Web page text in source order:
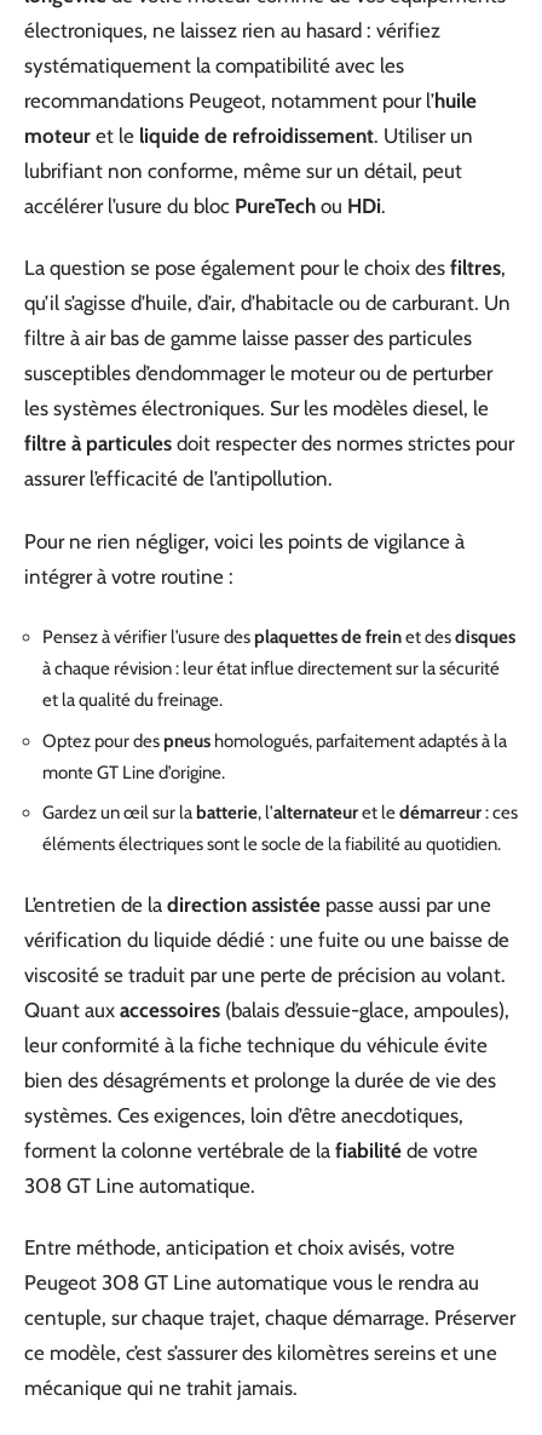
électroniques, ne laissez rien au hasard : vérifiez
systématiquement la compatibilité avec les
recommandations Peugeot, notamment pour l’huile
moteur et le liquide de refroidissement. Utiliser un
lubrifiant non conforme, même sur un détail, peut
accélérer l’usure du bloc PureTech ou HDi.
La question se pose également pour le choix des filtres,
qu’il s’agisse d’huile, d’air, d’habitacle ou de carburant. Un
filtre à air bas de gamme laisse passer des particules
susceptibles d’endommager le moteur ou de perturber
les systèmes électroniques. Sur les modèles diesel, le
filtre à particules doit respecter des normes strictes pour
assurer l’efficacité de l’antipollution.
Pour ne rien négliger, voici les points de vigilance à
intégrer à votre routine :
Pensez à vérifier l’usure desplaquettes de freinet desdisques
à chaque révision : leur état influe directement sur la sécurité
et la qualité du freinage.
Optez pour despneus homologués, parfaitement adaptés à la
monte GT Line d’origine.
Gardez un œil sur la batterie, l’alternateuret ledémarreur: ces
éléments électriques sont le socle de la fiabilité au quotidien.
L’entretien de la direction assistée passe aussi par une
vérification du liquide dédié : une fuite ou une baisse de
viscosité se traduit par une perte de précision au volant.
Quant aux accessoires (balais d’essuie-glace, ampoules),
leur conformité à la fiche technique du véhicule évite
bien des désagréments et prolonge la durée de vie des
systèmes. Ces exigences, loin d’être anecdotiques,
forment la colonne vertébrale de la fiabilité de votre
308 GT Line automatique.
Entre méthode, anticipation et choix avisés, votre
Peugeot 308 GT Line automatique vous le rendra au
centuple, sur chaque trajet, chaque démarrage. Préserver
ce modèle, c’est s’assurer des kilomètres sereins et une
mécanique qui ne trahit jamais.